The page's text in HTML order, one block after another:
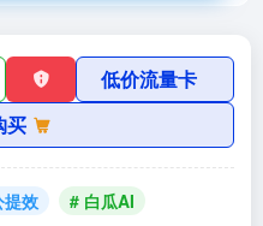
低价流量卡
买
提效
# 白瓜AI